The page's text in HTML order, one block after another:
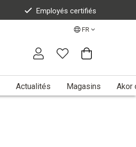
Employés certifiés
FR
Actualités Magasins Akor